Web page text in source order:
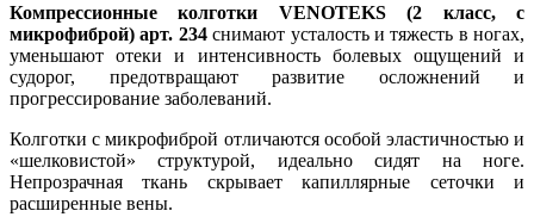
Компрессионные колготки VENOTEKS (2 класс, с
микрофиброй) арт. 234снимают усталость и тяжесть в ногах,
уменьшают отеки и интенсивность болевых ощущений и
судорог, предотвращают развитие осложнений и
прогрессирование заболеваний.
Колготки с микрофиброй отличаются особой эластичностью и
«шелковистой» структурой, идеально сидят на ноге.
Непрозрачная ткань скрывает капиллярные сеточки и
расширенные вены.